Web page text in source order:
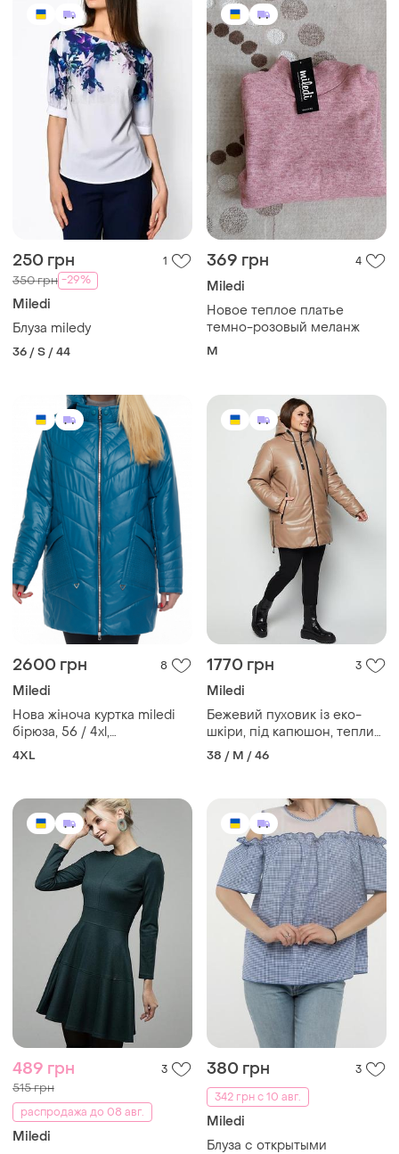
250 грн 1
350 грн -29%
Miledi
Блуза miledy
36 / S / 44
369 грн 4
Miledi
Новое теплое платье
темно-розовый меланж
M
2600 грн 8
Miledi
Нова жіноча куртка miledi
бірюза, 56 / 4xl,
демісезонна, великий
4XL
1770 грн 3
Miledi
Бежевий пуховик із еко-
шкіри, під капюшон, теплий
— новий, стильний
38 / M / 46
489 грн 3
515 грн
распродажа до 08 авг.
Miledi
380 грн
3
342 грн с 10 авг.
Miledi
Блуза с открытыми